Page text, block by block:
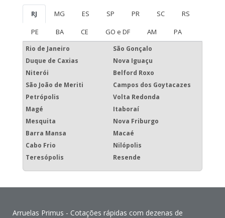
RJ MG ES SP PR SC
RS
PE
BA CE GO e DF AM PA
Rio de Janeiro
São Gonçalo
Duque de Caxias
Nova Iguaçu
Niterói
Belford Roxo
São João de Meriti
Campos dos Goytacazes
Petrópolis
Volta Redonda
Magé
Itaboraí
Mesquita
Nova Friburgo
Barra Mansa
Macaé
Cabo Frio
Nilópolis
Teresópolis
Resende
Arruelas Primus - Cotações rápidas com dezenas de